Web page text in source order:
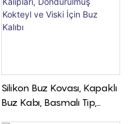
Silikon Buz Kovası, Kapaklı
Buz Kabı, Basmalı Tip,